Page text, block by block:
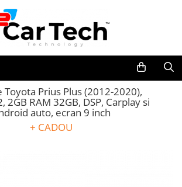
Toyota Prius Plus (2012-2020),
2GB RAM 32GB, DSP, Carplay si
auto, ecran 9 inch
+ CADOU